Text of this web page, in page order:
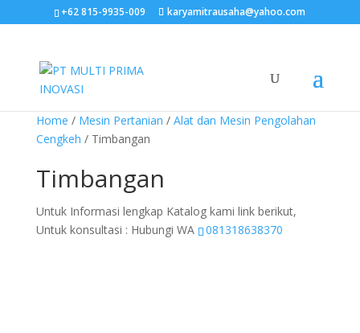
+62 815-9935-009 karyamitrausaha@yahoo.com
Home / Mesin Pertanian / Alat dan Mesin Pengolahan
Cengkeh / Timbangan
Timbangan
Untuk Informasi lengkap Katalog kami link berikut,
Untuk konsultasi : Hubungi WA
081318638370